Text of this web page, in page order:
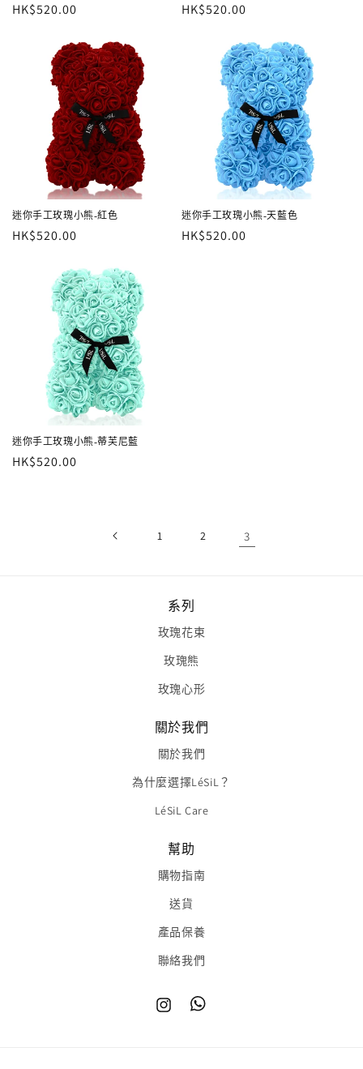
定
HK$520.00
定
HK$520.00
迷你手工玫瑰小熊-紅色
定
HK$520.00
迷你手工玫瑰小熊-天藍色
定
HK$520.00
迷你手工玫瑰小熊-蒂芙尼藍
定
HK$520.00
1 2 3
系列
玫瑰花束
玫瑰熊
玫瑰心形
關於我們
關於我們
為什麼選擇LéSiL？
LéSiL Care
幫助
購物指南
送貨
產品保養
聯絡我們
InstagramTikTok